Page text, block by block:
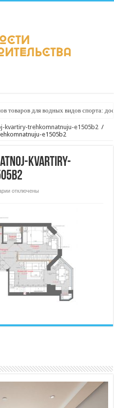
товаров для водных видов спорта:
kvartiry-trehkomnatnuju-e1505b2 /
e1505b2
kvartiry-
к
kvartiry-
trehkomnatnuju-
e1505b2
отключены